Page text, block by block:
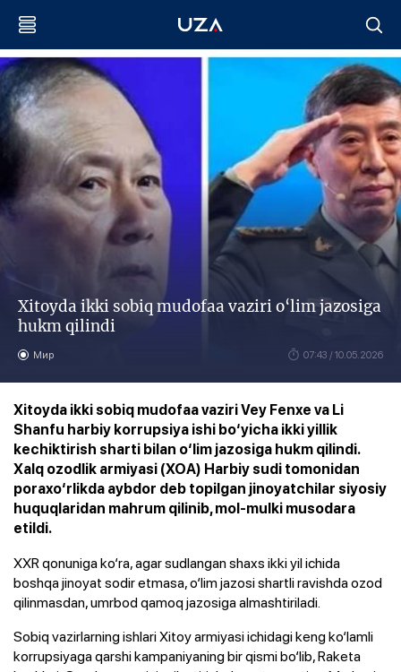
Xitoyda ikki sobiq mudofaa vaziri o‘lim jazosiga
hukm qilindi
Мир 07:43 / 10.05.2026
Xitoyda ikki sobiq mudofaa vaziri Vey Fenxe va Li
Shanfu harbiy korrupsiya ishi bo‘yicha ikki yillik
kechiktirish sharti bilan o‘lim jazosiga hukm qilindi.
Xalq ozodlik armiyasi (XOA) Harbiy sudi tomonidan
poraxo‘rlikda aybdor deb topilgan jinoyatchilar siyosiy
huquqlaridan mahrum qilinib, mol-mulki musodara
etildi.
XXR qonuniga ko‘ra, agar sudlangan shaxs ikki yil ichida
boshqa jinoyat sodir etmasa, o‘lim jazosi shartli ravishda ozod
qilinmasdan, umrbod qamoq jazosiga almashtiriladi.
Sobiq vazirlarning ishlari Xitoy armiyasi ichidagi keng ko‘lamli
korrupsiyaga qarshi kampaniyaning bir qismi bo‘lib, Raketa